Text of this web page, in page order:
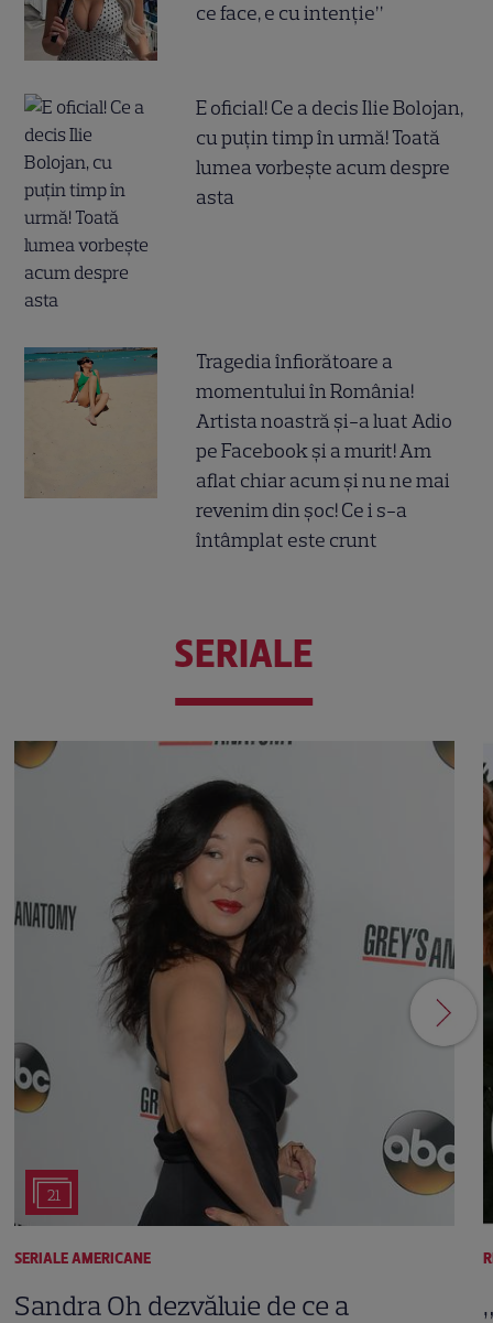
ce face, e cu intenție”
E oficial! Ce a decis Ilie Bolojan,
cu puțin timp în urmă! Toată
lumea vorbește acum despre
asta
Tragedia înfiorătoare a
momentului în România!
Artista noastră și-a luat Adio
pe Facebook și a murit! Am
aflat chiar acum și nu ne mai
revenim din șoc! Ce i s-a
întâmplat este crunt
SERIALE
21
SERIALE AMERICANE
Sandra Oh dezvăluie de ce a